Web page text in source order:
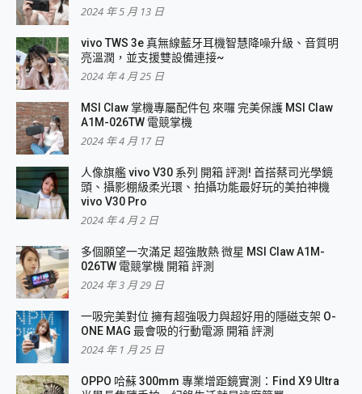
2024 年 5 月 13 日
vivo TWS 3e 真無線藍牙耳機智慧降噪升級、音質明
亮溫潤，並支援雙設備連接~
2024 年 4 月 25 日
MSI Claw 掌機專屬配件包 來囉 完美保護 MSI Claw
A1M-026TW 電競掌機
2024 年 4 月 17 日
人像旗艦 vivo V30 系列 開箱 評測! 首搭蔡司光學鏡
頭、攝影棚級柔光環、拍攝功能最好玩的美拍神機
vivo V30 Pro
2024 年 4 月 2 日
多個願望一次滿足 超強散熱 微星 MSI Claw A1M-
026TW 電競掌機 開箱 評測
2024 年 3 月 29 日
一吸完美對位 擁有超強吸力與超好用的隱磁支架 O-
ONE MAG 最會吸的行動電源 開箱 評測
2024 年 1 月 25 日
OPPO 哈蘇 300mm 專業增距鏡實測：Find X9 Ultra